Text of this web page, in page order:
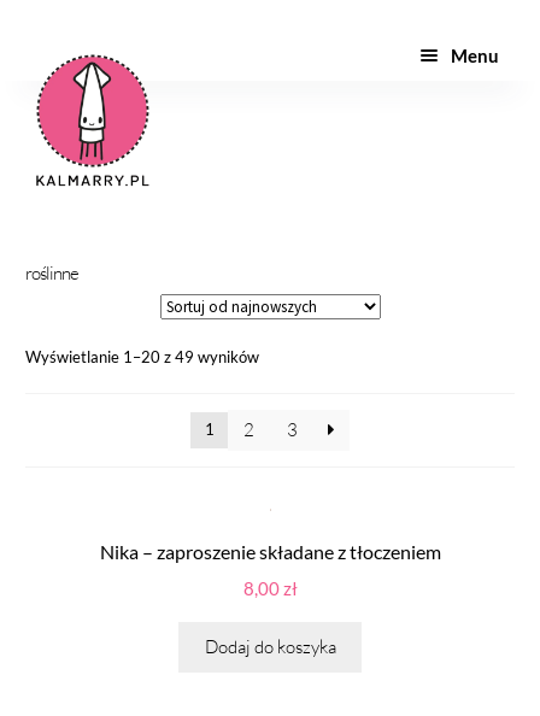
Menu
INNE
WYPRÓBUJ
roślinne
Wyświetlanie 1–20 z 49 wyników
1 2 3
Nika – zaproszenie składane z tłoczeniem
8,00zł
Dodaj do koszyka